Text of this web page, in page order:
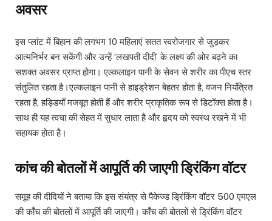
अवसर
इस प्लांट में बिहान की लगभग 10 महिलाएं सतत स्वरोजगार से जुड़कर
आत्मनिर्भर बन सकेंगी और उन्हें ‘लखपती दीदी’ के लक्ष्य की ओर बढ़ने का
सशक्त अवसर प्राप्त होगा। एल्कलाइन पानी के सेवन से शरीर का पीएच स्तर
संतुलित रहता है।एल्कलाइन पानी से हाइड्रेशन बेहतर होता है, वजन नियंत्रित
रहता है, हड्डियाँ मजबूत होती हैं और शरीर प्राकृतिक रूप से डिटॉक्स होता है।
साथ ही यह त्वचा की सेहत में सुधार लाता है और हृदय को स्वस्थ रखने में भी
सहायक होता है।
कांच की बोतलों में आपूर्ति की जाएगी ड्रिंकिंग वॉटर
समूह की दीदियों ने बताया कि इस संयंत्र से पैकेज्ड ड्रिंकिंग वॉटर 500 एमएल
की काँच की बोतलों में आपूर्ति की जाएगी। काँच की बोतलों से ड्रिंकिंग वॉटर